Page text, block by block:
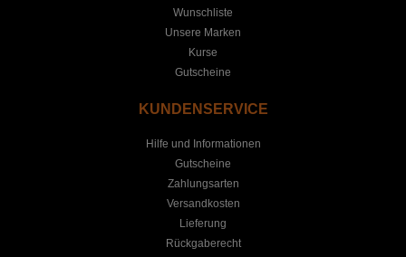
Wunschliste
Unsere Marken
Kurse
Gutscheine
KUNDENSERVICE
Hilfe und Informationen
Gutscheine
Zahlungsarten
Versandkosten
Lieferung
Rückgaberecht